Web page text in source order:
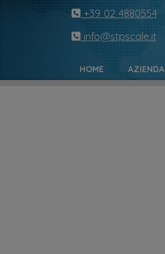
+39 02 4880554
info@stpscale.it
HOME AZIENDA